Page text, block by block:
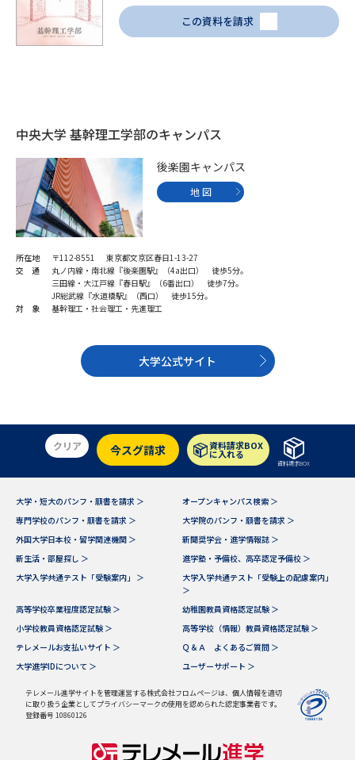
先輩が入学を決めた理由 テレメール全国一斉進学調査
新生活お役立ちガイド
学問発見
大学で学びたい学問発見
学問の教科書 夢ナビライブ
ユーザーサポート
Ｑ＆Ａ よくあるご質問 大学進学IDについて
資料の料金の
受付内容・発送状況の確認
お支払いサイト
個人情報取扱規定
特定商取引表記
テレメール進学カタログ
この資料を請求
中央大学 基幹理工学部のキャンパス
後楽園キャンパス
地 図
所在地
〒112-8551 東京都文京区春日1-13-27
交 通
丸ノ内線・南北線『後楽園駅』（4a出口） 徒歩5分。
三田線・大江戸線『春日駅』（6番出口） 徒歩7分。
JR総武線『水道橋駅』（西口） 徒歩15分。
対 象
基幹理工・社会理工・先進理工
大学公式サイト
クリア 今スグ請求 資料請求BOX
に入れる
資料請求BOX
大学・短大のパンフ・願書を請求 ＞
オープンキャンパス検索 ＞
専門学校のパンフ・願書を請求 ＞
大学院のパンフ・願書を請求 ＞
外国大学日本校・留学関連機関 ＞
新聞奨学会・進学情報誌 ＞
新生活・部屋探し ＞
進学塾・予備校、高卒認定予備校 ＞
大学入学共通テスト「受験案内」 ＞
大学入学共通テスト「受験上の配慮案内」
＞
高等学校卒業程度認定試験 ＞
幼稚園教員資格認定試験 ＞
小学校教員資格認定試験 ＞
高等学校（情報）教員資格認定試験 ＞
テレメールお支払いサイト ＞
Ｑ＆Ａ よくあるご質問 ＞
大学進学IDについて ＞
ユーザーサポート ＞
テレメール進学サイトを管理運営する株式会社フロムページは、個人情報を適切
に取り扱う企業としてプライバシーマークの使用を認められた認定事業者です。
登録番号 10860126